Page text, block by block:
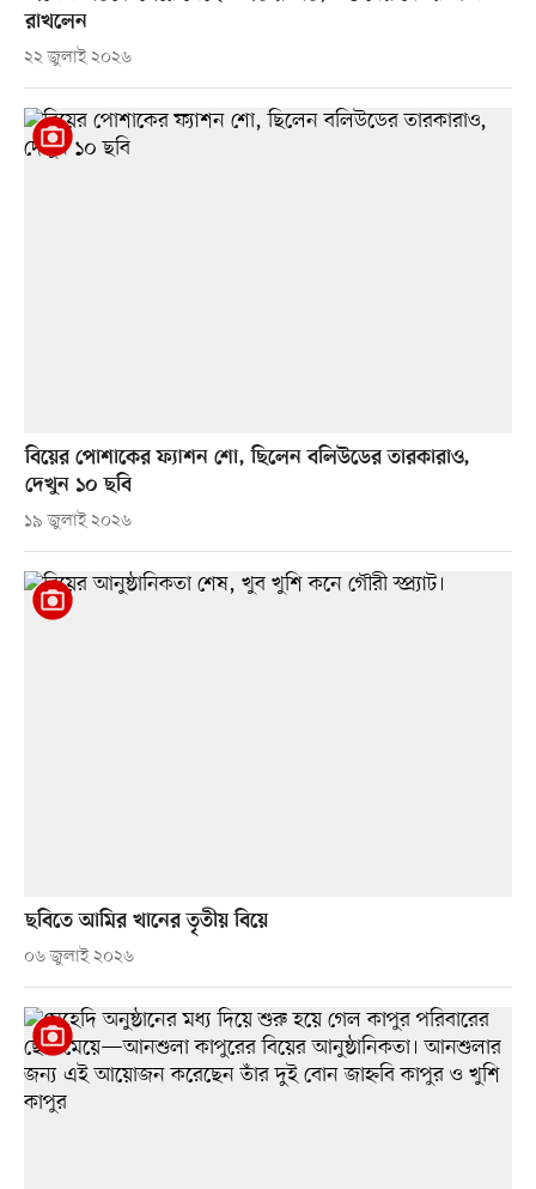
রাখলেন
২২ জুলাই ২০২৬
বিয়ের পোশাকের ফ্যাশন শো, ছিলেন বলিউডের তারকারাও,
দেখুন ১০ ছবি
১৯ জুলাই ২০২৬
ছবিতে আমির খানের তৃতীয় বিয়ে
০৬ জুলাই ২০২৬